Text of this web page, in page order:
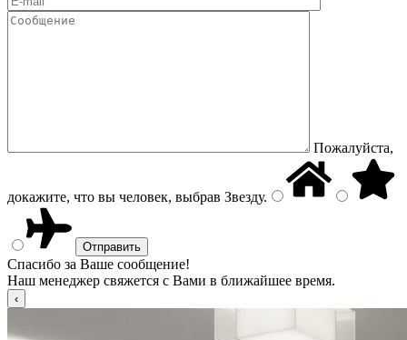
Пожалуйста,
докажите, что вы человек, выбрав Звезду.
Спасибо за Ваше сообщение!
Наш менеджер свяжется с Вами в ближайшее время.